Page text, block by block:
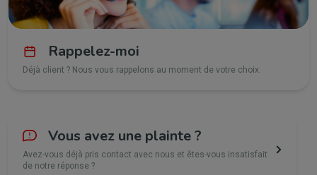
Rappelez-moi
Déjà client ? Nous vous rappelons au moment de votre choix.
Vous avez une plainte ?
Avez-vous déjà pris contact avec nous et êtes-vous insatisfait
de notre réponse ?